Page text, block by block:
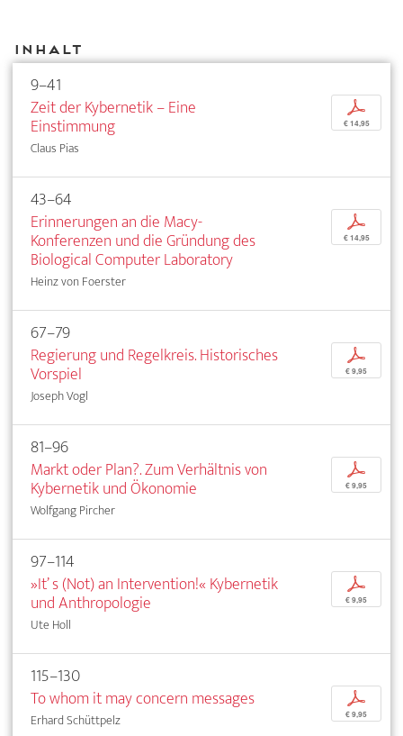
Inhalt
9–41
Zeit der Kybernetik – Eine
Einstimmung
Claus Pias
p
€ 14,95
43–64
Erinnerungen an die Macy-
Konferenzen und die Gründung des
Biological Computer Laboratory
Heinz von Foerster
p
€ 14,95
67–79
Regierung und Regelkreis. Historisches
Vorspiel
Joseph Vogl
p
€ 9,95
81–96
Markt oder Plan?. Zum Verhältnis von
Kybernetik und Ökonomie
Wolfgang Pircher
p
€ 9,95
97–114
»It’ s (Not) an Intervention!« Kybernetik
und Anthropologie
Ute Holl
p
€ 9,95
115–130
To whom it may concern messages
Erhard Schüttpelz
p
€ 9,95